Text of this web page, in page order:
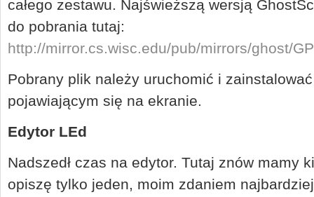
całego zestawu. Najświeższą wersją
do pobrania tutaj:
http://mirror.cs.wisc.edu/pub/mirrors/ghost/
Pobrany plik należy uruchomić i
pojawiającym się na ekranie.
Edytor LEd
Nadszedł czas na edytor. Tutaj znów mamy
opiszę tylko jeden, moim zdaniem